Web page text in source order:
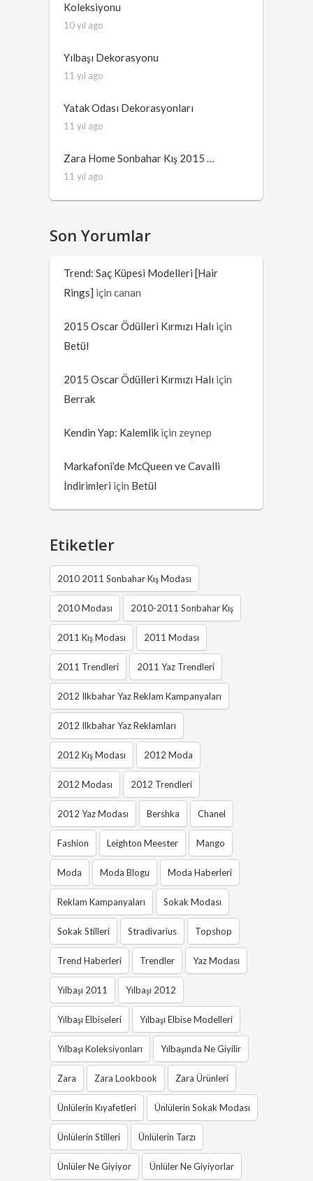
Koleksiyonu
10 yıl ago
Yılbaşı Dekorasyonu
11 yıl ago
Yatak Odası Dekorasyonları
11 yıl ago
Zara Home Sonbahar Kış 2015 …
11 yıl ago
Son Yorumlar
Trend: Saç Küpesi Modelleri [Hair
Rings] içincanan
2015 Oscar Ödülleri Kırmızı Halı için
Betül
2015 Oscar Ödülleri Kırmızı Halı için
Berrak
Kendin Yap: Kalemlik için zeynep
Markafoni’de McQueen ve Cavalli
İndirimleri için Betül
Etiketler
2010 2011 Sonbahar Kış Modası
2010 Modası 2010-2011 Sonbahar Kış
2011 Kış Modası 2011 Modası
2011 Trendleri 2011 Yaz Trendleri
2012 Ilkbahar Yaz Reklam Kampanyaları
2012 Ilkbahar Yaz Reklamları
2012 Kış Modası 2012 Moda
2012 Modası 2012 Trendleri
2012 Yaz Modası Bershka Chanel
Fashion Leighton Meester Mango
Moda Moda Blogu Moda Haberleri
Reklam Kampanyaları Sokak Modası
Sokak Stilleri Stradivarius Topshop
Trend Haberleri Trendler Yaz Modası
Yılbaşı 2011 Yılbaşı 2012
Yılbaşı Elbiseleri Yılbaşı Elbise Modelleri
Yılbaşı Koleksiyonları Yılbaşında Ne Giyilir
Zara Zara Lookbook Zara Ürünleri
Ünlülerin Kıyafetleri Ünlülerin Sokak Modası
Ünlülerin Stilleri Ünlülerin Tarzı
Ünlüler Ne Giyiyor Ünlüler Ne Giyiyorlar